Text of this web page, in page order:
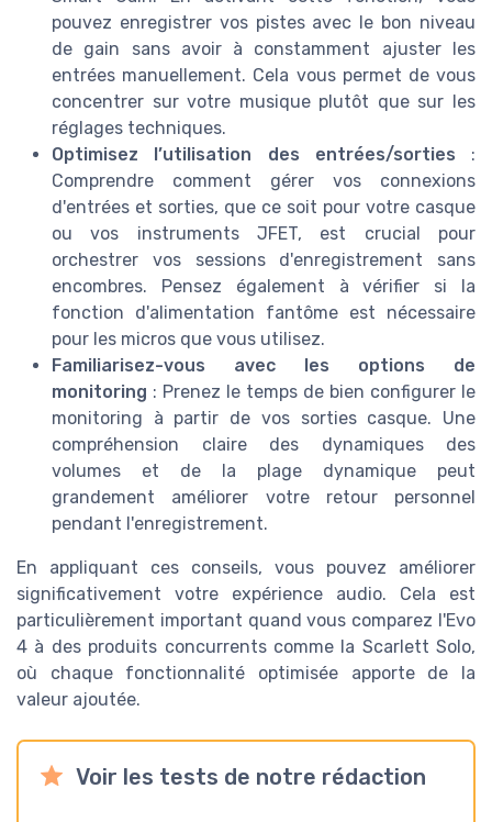
pouvez enregistrer vos pistes avec le bon niveau
de gain sans avoir à constamment ajuster les
entrées manuellement. Cela vous permet de vous
concentrer sur votre musique plutôt que sur les
réglages techniques.
Optimisez l’utilisation des entrées/sorties :
Comprendre comment gérer vos connexions
d'entrées et sorties, que ce soit pour votre casque
ou vos instruments JFET, est crucial pour
orchestrer vos sessions d'enregistrement sans
encombres. Pensez également à vérifier si la
fonction d'alimentation fantôme est nécessaire
pour les micros que vous utilisez.
Familiarisez-vous avec les options de
monitoring : Prenez le temps de bien configurer le
monitoring à partir de vos sorties casque. Une
compréhension claire des dynamiques des
volumes et de la plage dynamique peut
grandement améliorer votre retour personnel
pendant l'enregistrement.
En appliquant ces conseils, vous pouvez améliorer
significativement votre expérience audio. Cela est
particulièrement important quand vous comparez l'Evo
4 à des produits concurrents comme la Scarlett Solo,
où chaque fonctionnalité optimisée apporte de la
valeur ajoutée.
Voir les tests de notre rédaction